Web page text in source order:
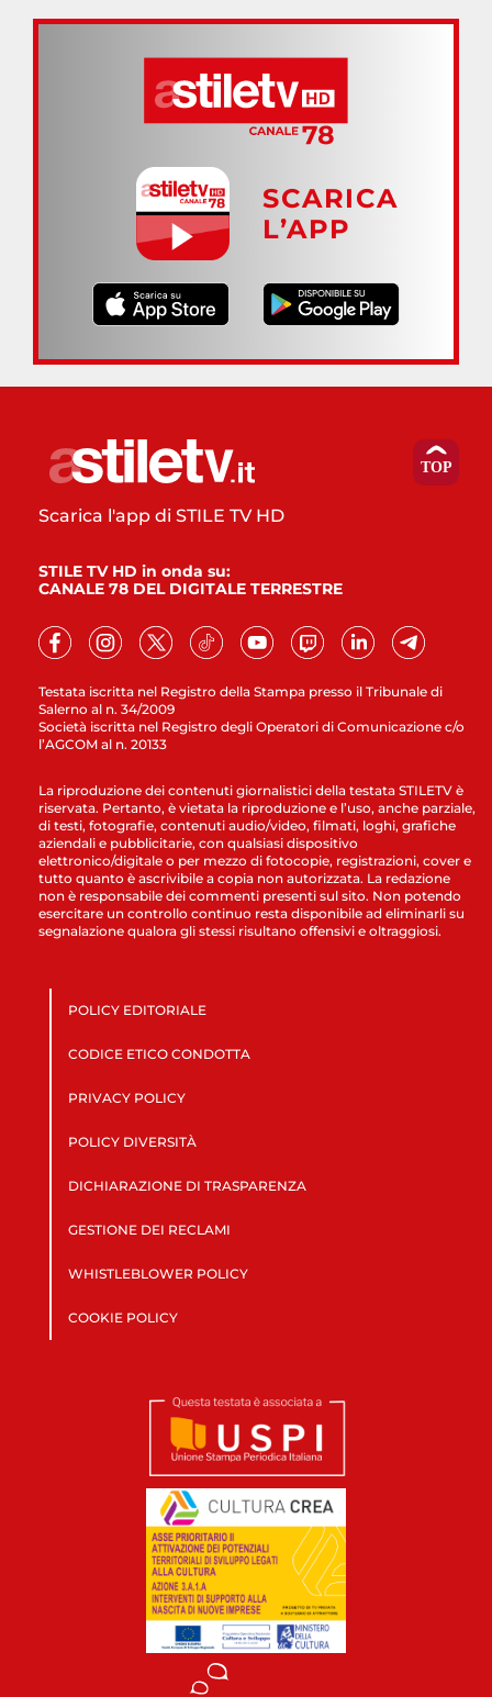
SCARICA
L’APP
Testata iscritta nel Registro della Stampa presso il Tribunale di
Salerno al n. 34/2009
Società iscritta nel Registro degli Operatori di Comunicazione c/o
l’AGCOM al n. 20133
Scarica l'app di STILE TV HD
STILE TV HD in onda su:
CANALE 78 DEL DIGITALE TERRESTRE
La riproduzione dei contenuti giornalistici della testata STILETV è
riservata. Pertanto, è vietata la riproduzione e l’uso, anche parziale,
di testi, fotografie, contenuti audio/video, filmati, loghi, grafiche
aziendali e pubblicitarie, con qualsiasi dispositivo
elettronico/digitale o per mezzo di fotocopie, registrazioni, cover e
tutto quanto è ascrivibile a copia non autorizzata. La redazione
non è responsabile dei commenti presenti sul sito. Non potendo
esercitare un controllo continuo resta disponibile ad eliminarli su
segnalazione qualora gli stessi risultano offensivi e oltraggiosi.
POLICY EDITORIALE
CODICE ETICO CONDOTTA
PRIVACY POLICY
POLICY DIVERSITÀ
DICHIARAZIONE DI TRASPARENZA
GESTIONE DEI RECLAMI
WHISTLEBLOWER POLICY
COOKIE POLICY